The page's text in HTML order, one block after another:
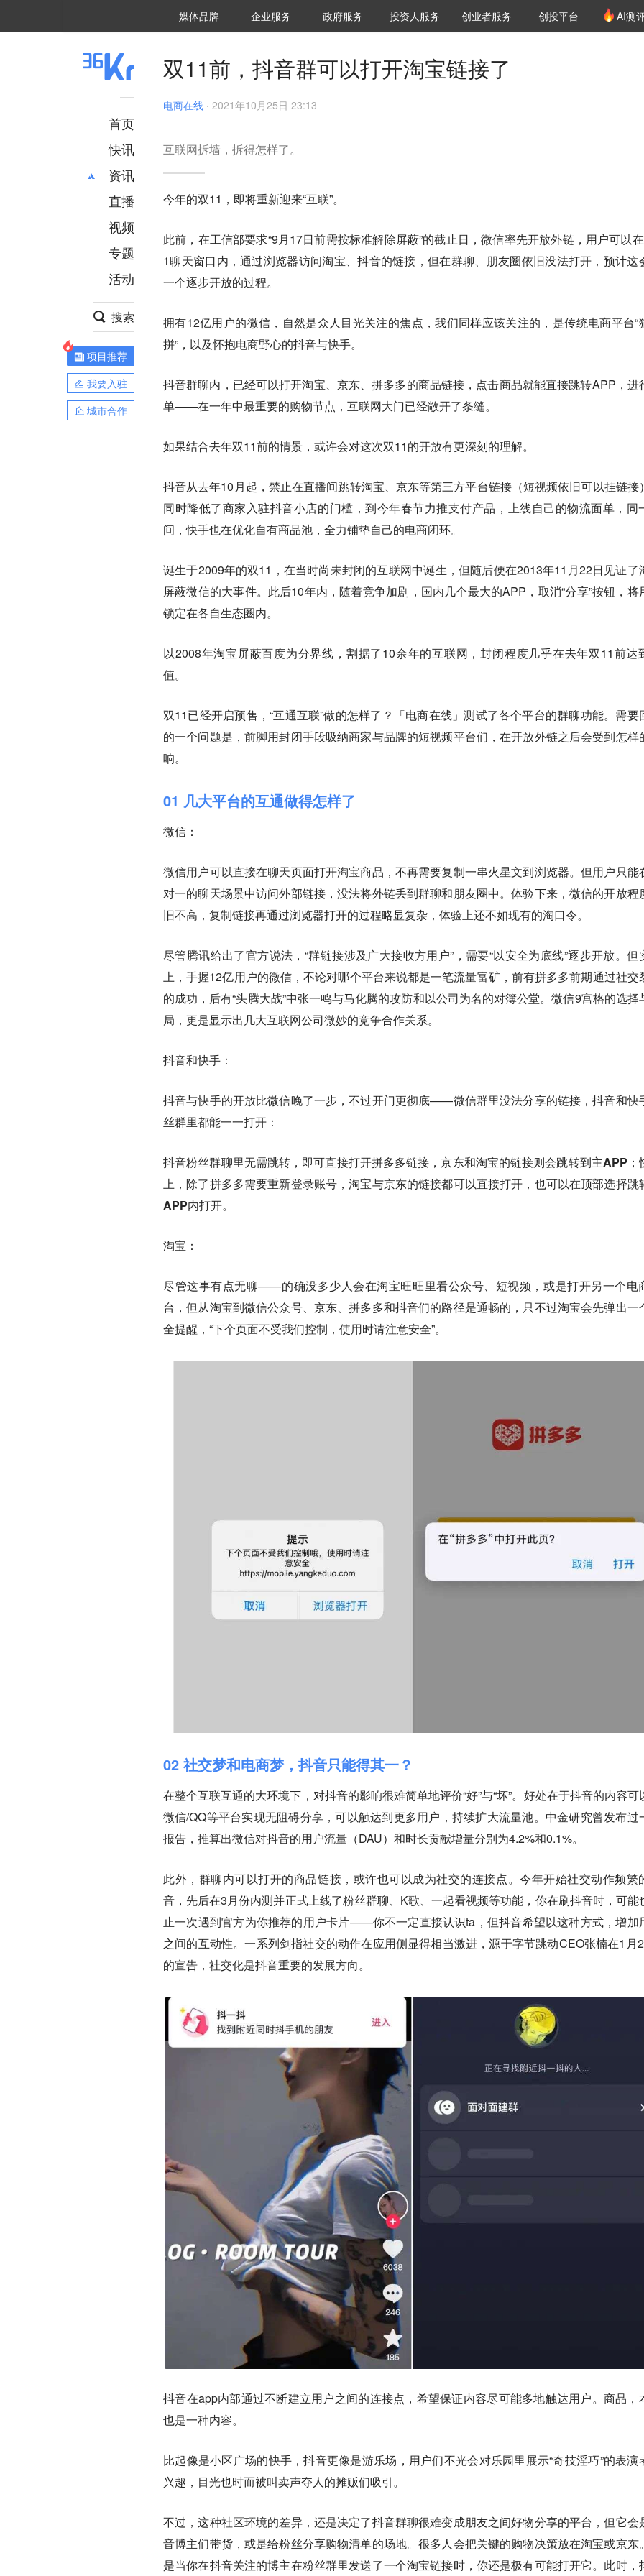
媒体品牌 36Kr研究院
企业服务 城市之窗
政府服务 VClub投资机构库
投资机构职位推介
投资人服务 创投氪堂
创业者服务 创投平台 AI测
首页
快讯
资讯
推荐
财经
项目推荐
安徽
直播
视频
专题
活动
搜索
项目推荐
我要入驻
城市合作
双11前，抖音群可以打开淘宝链接了
电商在线 · 2021年10月25日 23:13
互联网拆墙，拆得怎样了。
今年的双11，即将重新迎来“互联”。
此前，在工信部要求“9月17日前需按标准解除屏蔽”的截止日，微信率先开放外链，用户可以
1聊天窗口内，通过浏览器访问淘宝、抖音的链接，但在群聊、朋友圈依旧没法打开，预计这
一个逐步开放的过程。
拥有12亿用户的微信，自然是众人目光关注的焦点，我们同样应该关注的，是传统电商平台“
拼”，以及怀抱电商野心的抖音与快手。
抖音群聊内，已经可以打开淘宝、京东、拼多多的商品链接，点击商品就能直接跳转APP，进
单——在一年中最重要的购物节点，互联网大门已经敞开了条缝。
如果结合去年双11前的情景，或许会对这次双11的开放有更深刻的理解。
抖音从去年10月起，禁止在直播间跳转淘宝、京东等第三方平台链接（短视频依旧可以挂链接
同时降低了商家入驻抖音小店的门槛，到今年春节力推支付产品，上线自己的物流面单，同
间，快手也在优化自有商品池，全力铺垫自己的电商闭环。
诞生于2009年的双11，在当时尚未封闭的互联网中诞生，但随后便在2013年11月22日见证了
屏蔽微信的大事件。此后10年内，随着竞争加剧，国内几个最大的APP，取消“分享”按钮，将
锁定在各自生态圈内。
以2008年淘宝屏蔽百度为分界线，割据了10余年的互联网，封闭程度几乎在去年双11前达
值。
双11已经开启预售，“互通互联”做的怎样了？「电商在线」测试了各个平台的群聊功能。需要
的一个问题是，前脚用封闭手段吸纳商家与品牌的短视频平台们，在开放外链之后会受到怎样
响。
01 几大平台的互通做得怎样了
微信：
微信用户可以直接在聊天页面打开淘宝商品，不再需要复制一串火星文到浏览器。但用户只能
对一的聊天场景中访问外部链接，没法将外链丢到群聊和朋友圈中。体验下来，微信的开放程
旧不高，复制链接再通过浏览器打开的过程略显复杂，体验上还不如现有的淘口令。
尽管腾讯给出了官方说法，“群链接涉及广大接收方用户”，需要“以安全为底线”逐步开放。但
上，手握12亿用户的微信，不论对哪个平台来说都是一笔流量富矿，前有拼多多前期通过社交
的成功，后有“头腾大战”中张一鸣与马化腾的攻防和以公司为名的对簿公堂。微信9宫格的选择
局，更是显示出几大互联网公司微妙的竞争合作关系。
抖音和快手：
抖音与快手的开放比微信晚了一步，不过开门更彻底——微信群里没法分享的链接，抖音和快
丝群里都能一一打开：
抖音粉丝群聊里无需跳转，即可直接打开拼多多链接，京东和淘宝的链接则会跳转到主APP；
上，除了拼多多需要重新登录账号，淘宝与京东的链接都可以直接打开，也可以在顶部选择跳
APP内打开。
淘宝：
尽管这事有点无聊——的确没多少人会在淘宝旺旺里看公众号、短视频，或是打开另一个电
台，但从淘宝到微信公众号、京东、拼多多和抖音们的路径是通畅的，只不过淘宝会先弹出一
全提醒，“下个页面不受我们控制，使用时请注意安全”。
02 社交梦和电商梦，抖音只能得其一？
在整个互联互通的大环境下，对抖音的影响很难简单地评价“好”与“坏”。好处在于抖音的内容可
微信/QQ等平台实现无阻碍分享，可以触达到更多用户，持续扩大流量池。中金研究曾发布过
报告，推算出微信对抖音的用户流量（DAU）和时长贡献增量分别为4.2%和0.1%。
此外，群聊内可以打开的商品链接，或许也可以成为社交的连接点。今年开始社交动作频繁
音，先后在3月份内测并正式上线了粉丝群聊、K歌、一起看视频等功能，你在刷抖音时，可能
止一次遇到官方为你推荐的用户卡片——你不一定直接认识ta，但抖音希望以这种方式，增加
之间的互动性。一系列剑指社交的动作在应用侧显得相当激进，源于字节跳动CEO张楠在1月
的宣告，社交化是抖音重要的发展方向。
抖音在app内部通过不断建立用户之间的连接点，希望保证内容尽可能多地触达用户。商品，
也是一种内容。
比起像是小区广场的快手，抖音更像是游乐场，用户们不光会对乐园里展示“奇技淫巧”的表演
兴趣，目光也时而被叫卖声夺人的摊贩们吸引。
不过，这种社区环境的差异，还是决定了抖音群聊很难变成朋友之间好物分享的平台，但它会
音博主们带货，或是给粉丝分享购物清单的场地。很多人会把关键的购物决策放在淘宝或京东
是当你在抖音关注的博主在粉丝群里发送了一个淘宝链接时，你还是极有可能打开它。此时，